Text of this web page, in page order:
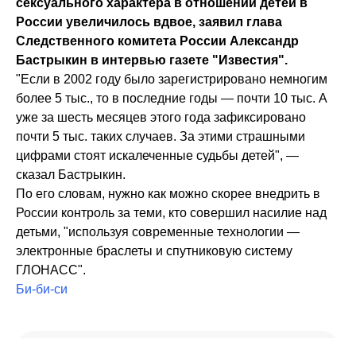
России увеличилось вдвое, заявил глава
Следственного комитета России Александр
Бастрыкин в интервью газете "Известия".
"Если в 2002 году было зарегистрировано немногим
более 5 тыс., то в последние годы — почти 10 тыс. А
уже за шесть месяцев этого года зафиксировано
почти 5 тыс. таких случаев. За этими страшными
цифрами стоят искалеченные судьбы детей", —
сказал Бастрыкин.
По его словам, нужно как можно скорее внедрить в
России контроль за теми, кто совершил насилие над
детьми, "используя современные технологии —
электронные браслеты и спутниковую систему
ГЛОНАСС".
Би-би-си